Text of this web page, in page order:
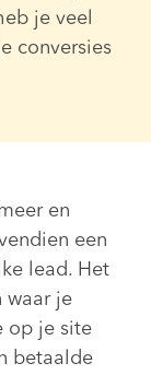
je veel
conversies
en
een
lead. Het
waar je
op je site
betaalde